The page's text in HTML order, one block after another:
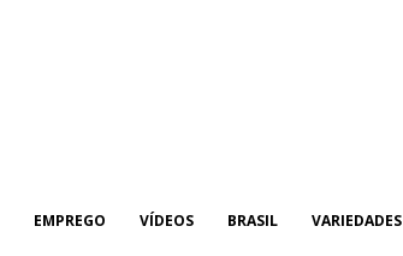
EMPREGO VÍDEOS BRASIL VARIEDADES